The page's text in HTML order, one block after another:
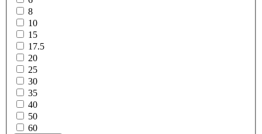
8
10
15
17.5
20
25
30
35
40
50
60